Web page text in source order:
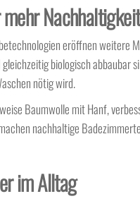
Nachhaltigkeit
eröffnen weitere
biologisch abbaubar
nötig wird.
Baumwolle mit Hanf,
nachhaltige
im Alltag